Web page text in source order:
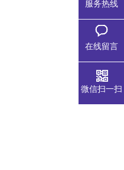
服务热线
在线留言
微信扫一扫